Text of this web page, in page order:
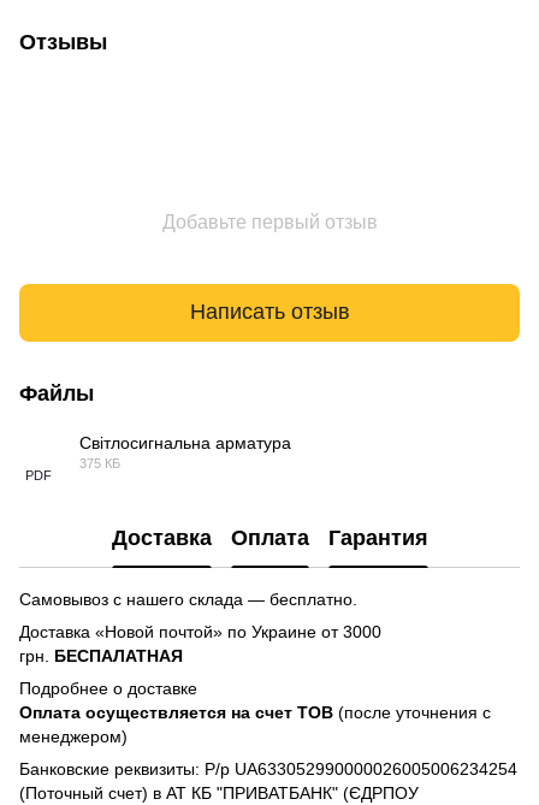
Отзывы
Добавьте первый отзыв
Написать отзыв
Файлы
PDF
Світлосигнальна арматура
375 КБ
Доставка Оплата Гарантия
Самовывоз с нашего склада — бесплатно.
Доставка «Новой почтой» по Украине от 3000
грн. БЕСПАЛАТНАЯ
Подробнее о доставке
Оплата осуществляется на счет TOB (после уточнения с
менеджером)
Банковские реквизиты: Р/р UA633052990000026005006234254
(Поточный счет) в АТ КБ "ПРИВАТБАНК" (ЄДРПОУ